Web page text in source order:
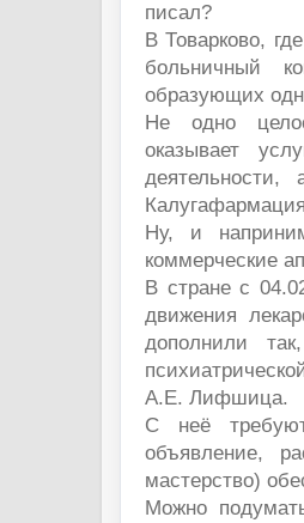
писал?
В Товарково,
больничный
образующих
Не одно
оказывает
Ну, и
коммерческие
В стране с
движения
дополнили
А.Е. Лифшица.
С неё
объявление,
мастерство)
Можно